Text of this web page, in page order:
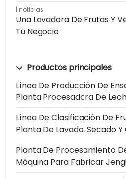
noticias
Una Lavadora De Frutas Y
Tu Negocio
Productos principales
Línea De Producción De
Planta Procesadora De
Línea De Clasificación De
Planta De Lavado, Secado
Planta De Procesamiento
Máquina Para Fabricar